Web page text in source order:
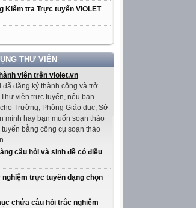
Kiểm tra Trực tuyến ViOLET
THƯ VIỆN
viên trên violet.vn
đã đăng ký thành công và trở
viện trực tuyến, nếu bạn
Trường, Phòng Giáo dục, Sở
mình hay bạn muốn soạn thảo
bằng công cụ soạn thảo
câu hỏi và sinh đề có điều
nghiệm trực tuyến dạng chọn
chứa câu hỏi trắc nghiệm